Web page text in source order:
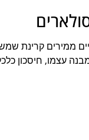
ממירים קרינת
עצמו, חיסכון